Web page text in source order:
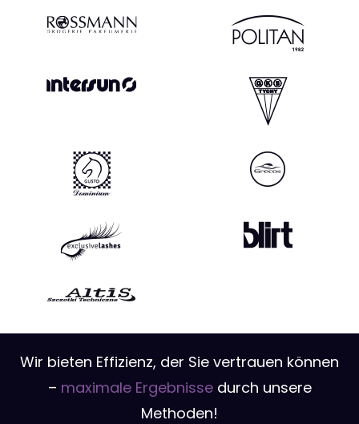
Wir bieten Effizienz, der Sie vertrauen können
– maximale Ergebnisse durch unsere
Methoden!